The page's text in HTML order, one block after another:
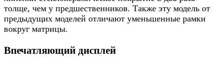
толще, чем у предшественников. Также эту модель от
предыдущих моделей отличают уменьшенные рамки
вокруг матрицы.
Впечатляющий дисплей